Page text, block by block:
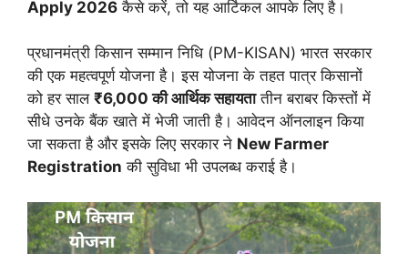
Apply 2026 कैसे करें, तो यह आर्टिकल आपके लिए है।
प्रधानमंत्री किसान सम्मान निधि (PM-KISAN) भारत सरकार
की एक महत्वपूर्ण योजना है। इस योजना के तहत पात्र किसानों
को हर साल ₹6,000 की आर्थिक सहायतातीन बराबर किस्तों में
सीधे उनके बैंक खाते में भेजी जाती है। आवेदन ऑनलाइन किया
जा सकता है और इसके लिए सरकार ने New Farmer
Registration की सुविधा भी उपलब्ध कराई है।